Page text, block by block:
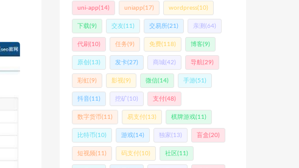
uni-app(14) uniapp(17) wordpress(10)
下载(9) 交友(11) 交易所(21) 亲测 (64)
代刷 (10) 任务(9) 免费(118) 博客(9)
原创 (13) 发卡(27) 商城(42) 导航(29)
彩虹(9) 影视(9) 微信(14) 手游(51)
抖音(11) 挖矿(10) 支付(48)
数字货币(11) 易支付(13) 棋牌游戏(11)
比特币(10) 游戏(14) 独家(13) 盲盒(20)
短视频(11) 码支付(10) 社区(11)